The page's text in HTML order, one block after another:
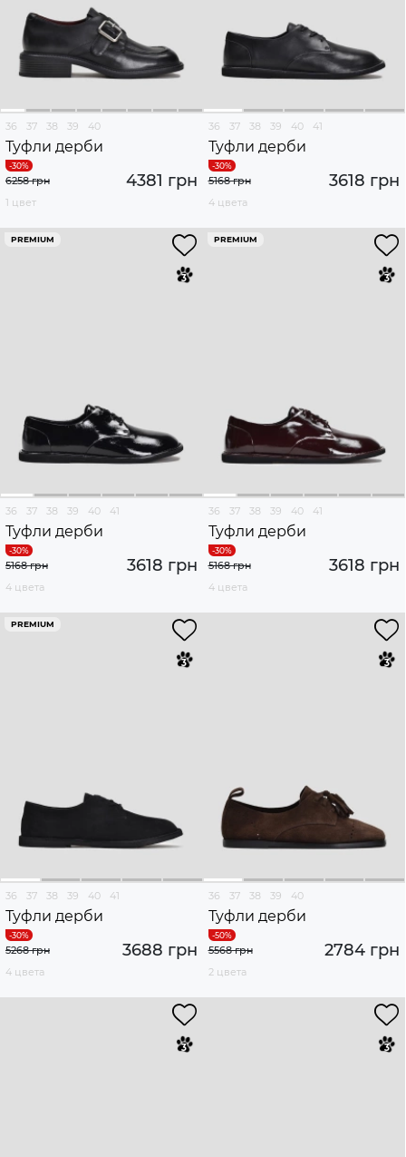
36 37 38 39 40
Туфли дерби
4381 грн
6258 грн
1 цвет
36 37 38 39 40 41
Туфли дерби
3618 грн
5168 грн
4 цвета
PREMIUM
36 37 38 39 40 41
Туфли дерби
3618 грн
5168 грн
4 цвета
PREMIUM
36 37 38 39 40 41
Туфли дерби
3618 грн
5168 грн
4 цвета
PREMIUM
36 37 38 39 40 41
Туфли дерби
3688 грн
5268 грн
4 цвета
36 37 38 39 40
Туфли дерби
2784 грн
5568 грн
2 цвета